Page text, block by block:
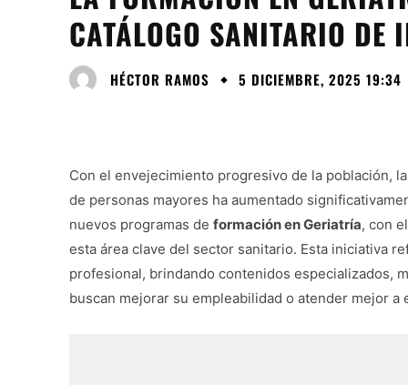
CATÁLOGO SANITARIO DE
HÉCTOR RAMOS 5 DICIEMBRE, 2025 19:34
Con el envejecimiento progresivo de la población,
de personas mayores ha aumentado
nuevos programas de formación en Geriatría, con
esta área clave del sector sanitario. Esta iniciativa
profesional, brindando contenidos especializados,
buscan mejorar su empleabilidad o atender mejor